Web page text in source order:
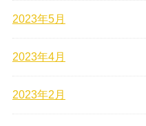
2023年5月
2023年4月
2023年2月